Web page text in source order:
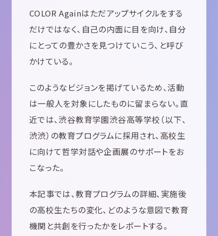
COLOR Againはただアップサイクルをする
だけではなく、自己の内面に目を向け、自分
にとっての豊かさを見つけていこう、と呼び
かけている。
このようなビジョンを掲げているため、活動
は一般人を対象にしたものに留まらない。直
近では、渋谷教育学園渋谷高等学校（以下、
渋渋）の教育プログラムに採用され、高校生
に向けて哲学対話や企画展のサポートをお
こなった。
本記事では、教育プログラムの詳細、実施後
の高校生たちの変化、どのような意図で教育
機関と共創を行ったかをレポートする。